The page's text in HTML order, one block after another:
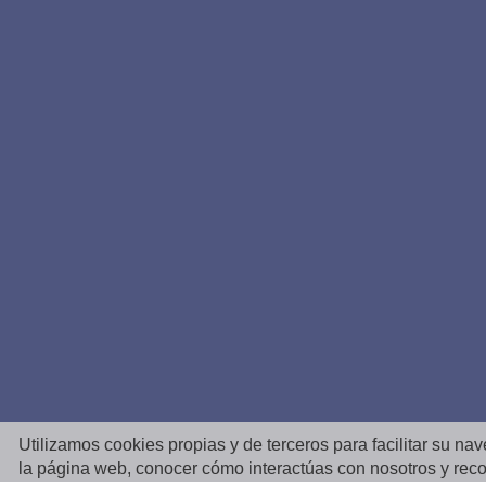
Utilizamos cookies propias y de terceros para facilitar su
la página web, conocer cómo interactúas con nosotros y